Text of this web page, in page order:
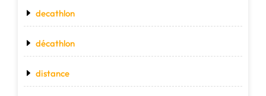
decathlon
décathlon
distance